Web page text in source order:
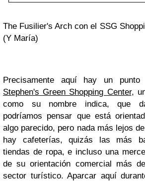
The Fusilier's Arch con el SSG
(Y María)
Precisamente aquí hay un
Stephen's Green Shopping Center,
como su nombre indica, que
podríamos pensar que está
algo parecido, pero nada más lejos
hay cafeterías, quizás las más
tiendas de ropa, e incluso una
de su orientación comercial más
sector turístico. Aparcar aquí